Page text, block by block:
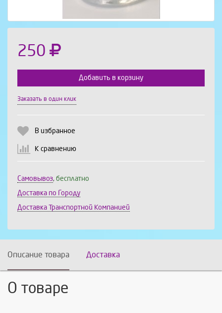
250
Выберите количество:
Продолжить
Добавить в корзину
Заказать в один клик
В избранное
К сравнению
Самовывоз, бесплатно
Доставка по Городу
Доставка Транспортной Компанией
Описание товара Доставка
О товаре